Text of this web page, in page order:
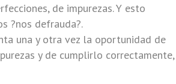
de impurezas. Y esto
?nos defrauda?.
una y otra vez la oportunidad de
y de cumplirlo correctamente,